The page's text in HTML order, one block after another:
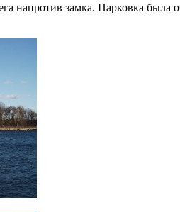
напротив замка. Парковка